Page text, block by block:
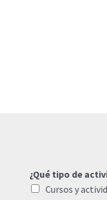
¿Qué tipo de
Cursos y